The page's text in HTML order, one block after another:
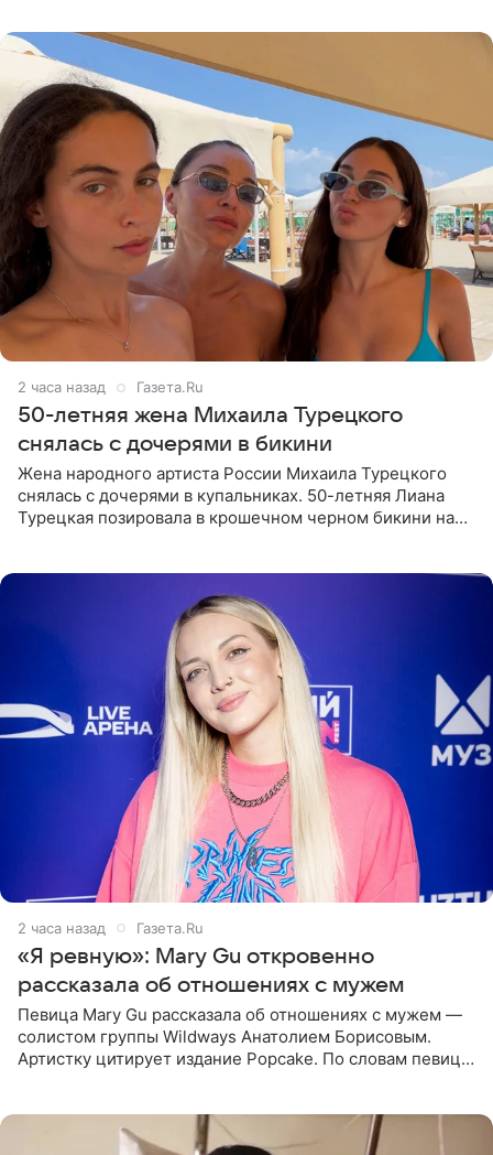
2 часа назад Газета.Ru
50-летняя жена Михаила Турецкого
снялась с дочерями в бикини
Жена народного артиста России Михаила Турецкого
снялась с дочерями в купальниках. 50-летняя Лиана
Турецкая позировала в крошечном черном бикини на
2 часа назад Газета.Ru
«Я ревную»: Mary Gu откровенно
рассказала об отношениях с мужем
Певица Mary Gu рассказала об отношениях с мужем —
солистом группы Wildways Анатолием Борисовым.
Артистку цитирует издание Popcake. По словам певицы,